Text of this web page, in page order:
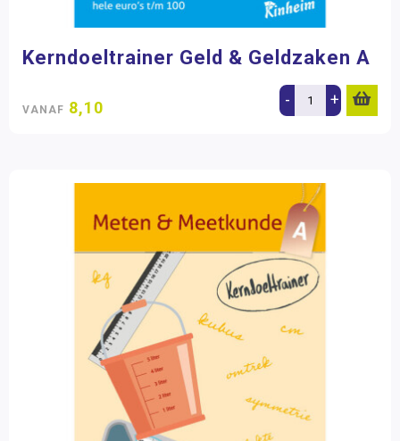
Kerndoeltrainer Geld & Geldzaken A
VANAF 8,10 - +